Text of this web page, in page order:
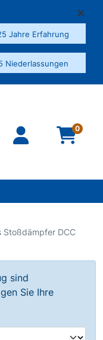
Jahre Erfahrung
Niederlassungen
0
Stoßdämpfer DCC
sind
Sie Ihre